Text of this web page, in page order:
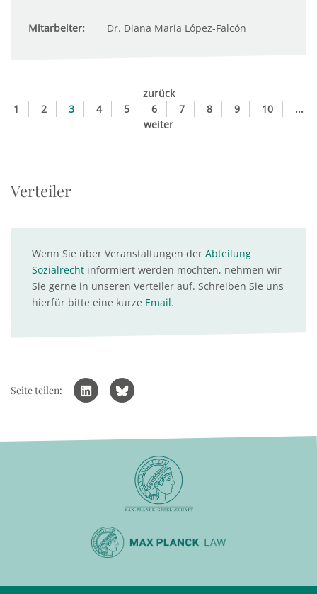
Mitarbeiter: Dr. Diana Maria López-Falcón
zurück
1
2 3 4 5 6 7 8 9 10
...
weiter
Verteiler
Wenn Sie über Veranstaltungen der Abteilung
Sozialrecht informiert werden möchten, nehmen wir
Sie gerne in unseren Verteiler auf. Schreiben Sie uns
hierfür bitte eine kurze Email.
Seite teilen: